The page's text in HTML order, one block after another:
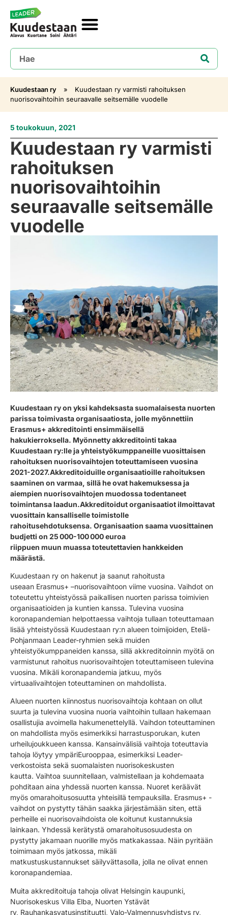
Kuudestaan ry »
Kuudestaan ry varmisti rahoituksen
nuorisovaihtoihin seuraavalle seitsemälle vuodelle
5 toukokuun, 2021
Kuudestaan ry varmisti
rahoituksen
nuorisovaihtoihin
seuraavalle seitsemälle
vuodelle
Kuudestaan ry on yksi kahdeksasta suomalaisesta nuorten
parissa toimivasta organisaatiosta, jolle myönnettiin
Erasmus+ akkreditointi ensimmäisellä
hakukierroksella. Myönnetty akkreditointi takaa
Kuudestaan ry:lle ja yhteistyökumppaneille vuosittaisen
rahoituksen nuorisovaihtojen toteuttamiseen vuosina
2021-2027.Akkreditoiduille organisaatioille rahoituksen
saaminen on varmaa, sillä he ovathakemuksessa ja
aiempien nuorisovaihtojen muodossatodentaneet
toimintansa laadun.Akkreditoidut organisaatiot ilmoittavat
vuosittain kansalliselle toimistolle
rahoitusehdotuksensa. Organisaation saama vuosittainen
budjetti on 25000-100 000 euroa
riippuen muun muassatoteutettavien hankkeiden
määrästä.
Kuudestaan ry on hakenut ja saanut rahoitusta
useaan Erasmus+ –nuorisovaihtoon viime vuosina. Vaihdot on
toteutettu yhteistyössä paikallisen nuorten parissa toimivien
organisaatioiden ja kuntien kanssa. Tulevina vuosina
koronapandemian helpottaessa vaihtoja tullaan toteuttamaan
lisää yhteistyössä Kuudestaan ry:n alueen toimijoiden, Etelä-
Pohjanmaan Leader-ryhmien sekä muiden
yhteistyökumppaneiden kanssa, sillä akkreditoinnin myötä on
varmistunut rahoitus nuorisovaihtojen toteuttamiseen tulevina
vuosina. Mikäli koronapandemia jatkuu, myös
virtuaalivaihtojen toteuttaminen on mahdollista.
Alueen nuorten kiinnostus nuorisovaihtoja kohtaan on ollut
suurta ja tulevina vuosina nuoria vaihtoihin tullaan hakemaan
osallistujia avoimella hakumenettelyllä. Vaihdon toteuttaminen
on mahdollista myös esimerkiksi harrastusporukan, kuten
urheilujoukkueen kanssa. Kansainvälisiä vaihtoja toteuttavia
tahoja löytyy ympäriEurooppaa, esimerkiksi Leader-
verkostoista sekä suomalaisten nuorisokeskusten
kautta. Vaihtoa suunnitellaan, valmistellaan ja kohdemaata
pohditaan aina yhdessä nuorten kanssa. Nuoret keräävät
myös omarahoitusosuutta yhteisillä tempauksilla. Erasmus+ -
vaihdot on pystytty tähän saakka järjestämään siten, että
perheille ei nuorisovaihdoista ole koitunut kustannuksia
lainkaan. Yhdessä kerätystä omarahoitusosuudesta on
pystytty jakamaan nuorille myös matkakassaa. Näin pyritään
toimimaan myös jatkossa, mikäli
matkustuskustannukset säilyvättasolla, jolla ne olivat ennen
koronapandemiaa.
Muita akkreditoituja tahoja olivat Helsingin kaupunki,
Nuorisokeskus Villa Elba, Nuorten Ystävät
ry, Rauhankasvatusinstituutti, Valo-Valmennusyhdistys ry,